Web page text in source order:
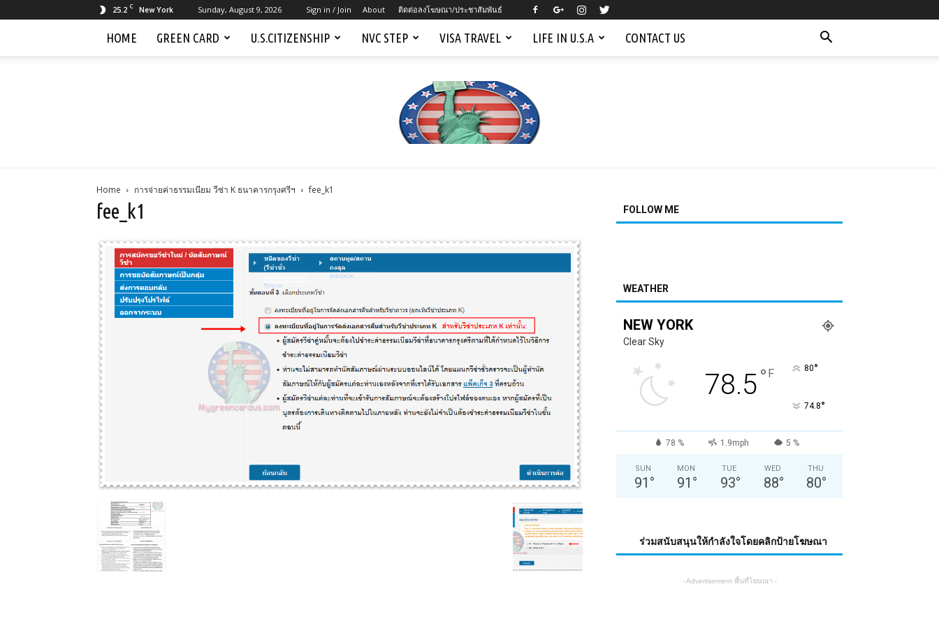
25.2 C New York Sunday, August 9, 2026 Sign in / Join About ติดต่อลงโฆษณา/ประชาสัมพันธ์
HOME GREEN CARD U.S.CITIZENSHIP NVC STEP VISA TRAVEL LIFE IN U.S.A CONTACT US
Home การจ่ายค่าธรรมเนียม วีซ่า K ธนาคารกรุงศรีฯ fee_k1
fee_k1 FOLLOW ME
WEATHER
NEW YORK
Clear Sky
78.5° F 80°
74.8°
78 % 1.9mph 5 %
SUN
91 °
MON
91 °
TUE
93°
WED
88°
THU
80°
ร่วมสนับสนุนให้กำลังใจโดยคลิกป้ายโฆษณา
- Advertisement พื้นที่โฆษณา -